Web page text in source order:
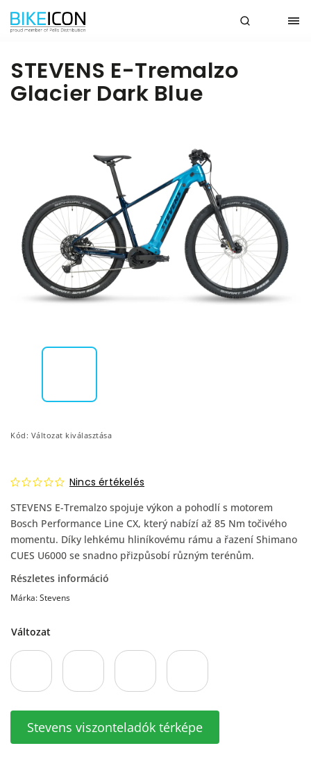
STEVENS E-Tremalzo
Glacier Dark Blue
Kód: Változat kiválasztása
Nincs értékelés
STEVENS E-Tremalzo spojuje výkon a pohodlí s motorem
Bosch Performance Line CX, který nabízí až 85 Nm točivého
momentu. Díky lehkému hliníkovému rámu a řazení Shimano
CUES U6000 se snadno přizpůsobí různým terénům.
Részletes információ
Márka:Stevens
Változat
Stevens viszonteladók térképe